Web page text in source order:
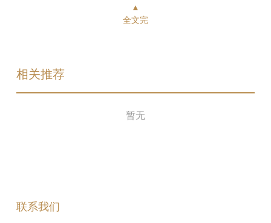
▲
全文完
相关推荐
暂无
联系我们